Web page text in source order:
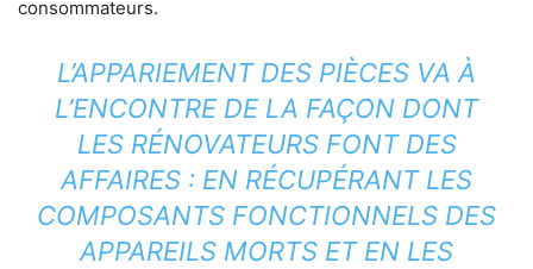
consommateurs.
L’APPARIEMENT DES PIÈCES VA À
L’ENCONTRE DE LA FAÇON DONT
LES RÉNOVATEURS FONT DES
AFFAIRES : EN RÉCUPÉRANT LES
COMPOSANTS FONCTIONNELS DES
APPAREILS MORTS ET EN LES